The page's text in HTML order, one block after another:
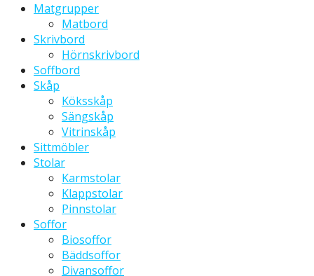
Matgrupper
Matbord
Skrivbord
Hörnskrivbord
Soffbord
Skåp
Köksskåp
Sängskåp
Vitrinskåp
Sittmöbler
Stolar
Karmstolar
Klappstolar
Pinnstolar
Soffor
Biosoffor
Bäddsoffor
Divansoffor